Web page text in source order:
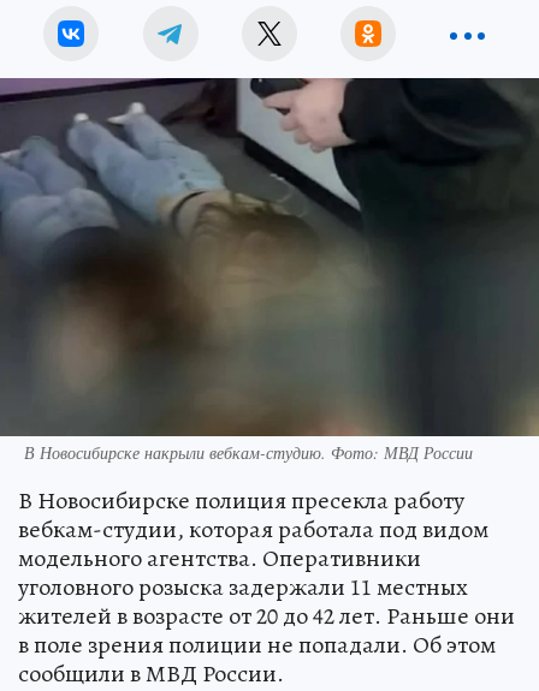
В Новосибирске накрыли вебкам-студию. Фото: МВД России
В Новосибирске полиция пресекла работу
вебкам-студии, которая работала под видом
модельного агентства. Оперативники
уголовного розыска задержали 11 местных
жителей в возрасте от 20 до 42 лет. Раньше они
в поле зрения полиции не попадали. Об этом
сообщили в МВД России.